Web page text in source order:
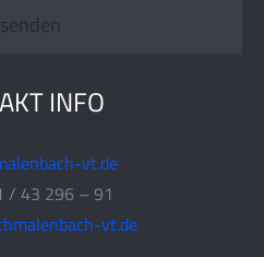
INFO
vt.de
/ 43 296 – 91
vt.de